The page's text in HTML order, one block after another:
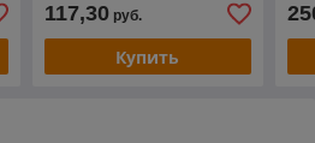
117,30руб.
Купить